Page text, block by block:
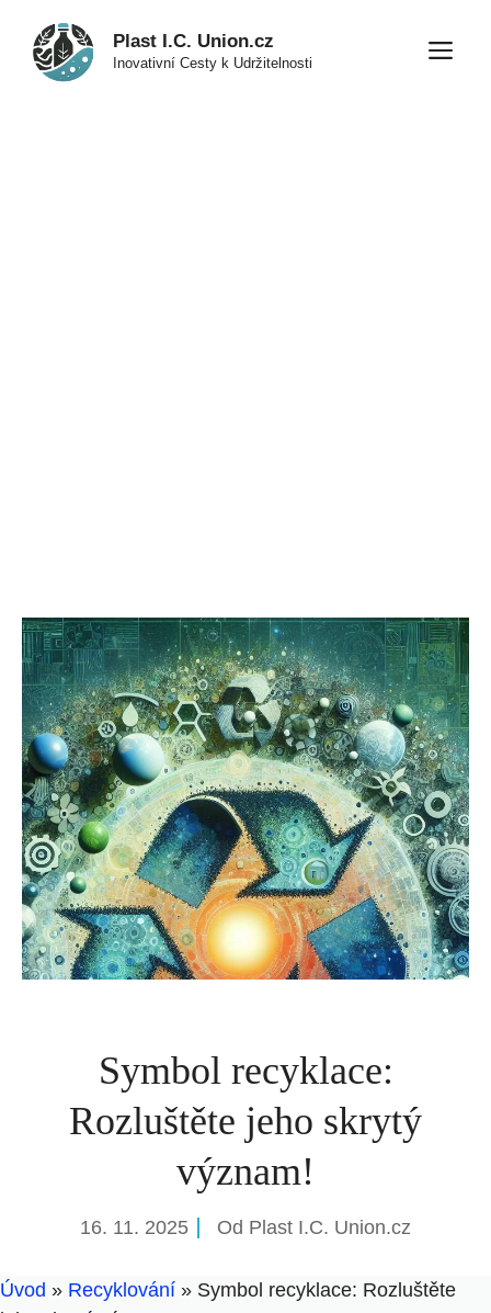
obsah
Plast I.C. Union.cz
Inovativní Cesty k Udržitelnosti
Symbol recyklace:
Rozluštěte jeho skrytý
význam!
16. 11. 2025 Od Plast I.C. Union.cz
Úvod » Recyklování » Symbol recyklace: Rozluštěte